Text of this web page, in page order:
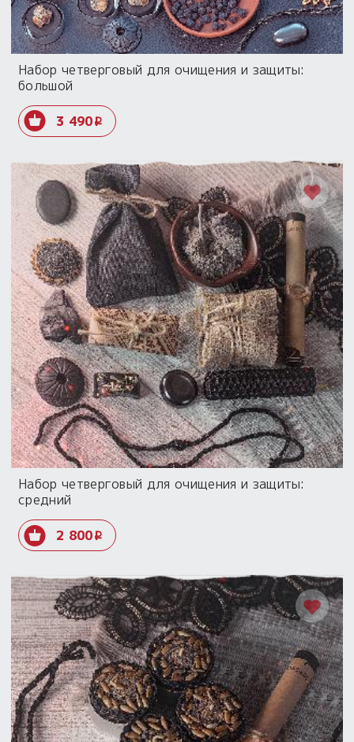
Набор четверговый для очищения и защиты:
большой
3 490i
Набор четверговый для очищения и защиты:
средний
2 800i